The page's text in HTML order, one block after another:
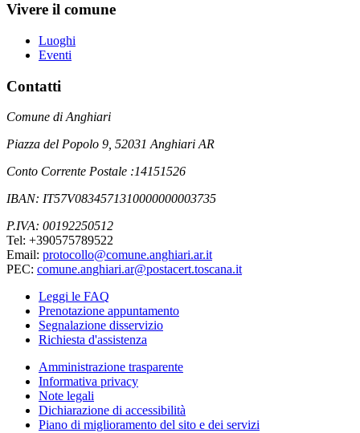
Vivere il comune
Luoghi
Eventi
Contatti
Comune di Anghiari
Piazza del Popolo 9, 52031 Anghiari AR
Conto Corrente Postale :14151526
IBAN: IT57V0834571310000000003735
P.IVA: 00192250512
Tel: +390575789522
Email: protocollo@comune.anghiari.ar.it
PEC: comune.anghiari.ar@postacert.toscana.it
Leggi le FAQ
Prenotazione appuntamento
Segnalazione disservizio
Richiesta d'assistenza
Amministrazione trasparente
Informativa privacy
Note legali
Dichiarazione di accessibilità
Piano di miglioramento del sito e dei servizi